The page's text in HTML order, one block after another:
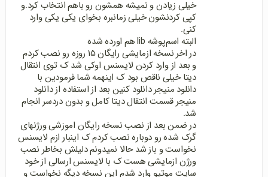
خیلی زیادن و نمیشه همشون رو باهم انتخاب کرد.و
کپی کردنشون خیلی زمانبره بخوای یکی یکی وارد
کنی.
البته اسم‌پوشه lib هم اورده شده
در اخر نسخه ازمایشی رایگان ۱۵ روزه رو نصب کردم
و بعد از وارد کردن لایسنس اوکی شد ک توی انتقال
دیتا خیلی ناقص بود ک اینهمه شما فرمودین با
دانلود منیجر دانلود کنین بعد از استفاده از دانلود
منیجر قسمت انتقال دیتا کامل و بدون دردسر انجام
شد.
در ضمن بعد از نصب نسخه رایگان اموزشی ورژنهای
گرک شده رو دوباره نصب کردم ک اینبار ازم لایسنس
نخواست و باز شد حالا نمیدونم دلیلش بخاطر نصب
ورژن ازمایشی هست ک با لایسنس ارسالی از خود
سایت موتیو وارد شدم این نسخه دیگه نخواست و